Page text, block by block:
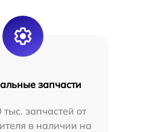
запчасти
запчастей от
в наличии на